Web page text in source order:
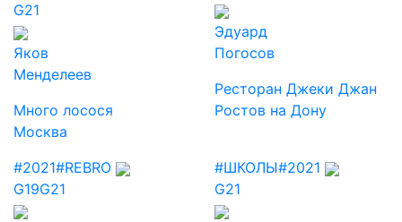
G21
Яков
Менделеев
Много лосося
Москва
Эдуард
Погосов
Ресторан Джеки Джан
Ростов на Дону
#2021#REBRO
G19G21
#ШКОЛЫ#2021
G21